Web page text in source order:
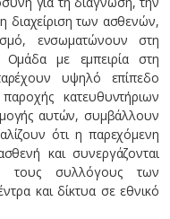
διαχείριση των ασθενών,
ενσωματώνουν στη
Ομάδα με εμπειρία στη
υψηλό επίπεδο
κατευθυντήριων
αυτών, συμβάλλουν
ότι η παρεχόμενη
και συνεργάζονται
τους συλλόγους των
και δίκτυα σε εθνικό